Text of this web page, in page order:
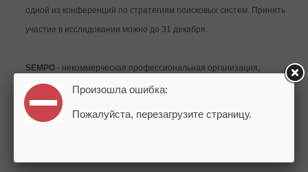
одной из конференций по стратегиям поисковых систем. Принять
участие в исследовании можно до 31 декабря.
SEMPO- некоммерческая профессиональная организация,
предоставляющая интернет-маркетологам возможности
обучения. Членами SEMPO являются рекламные агентства, веб-
Произошла ошибка:
Пожалуйста, перезагрузите страницу.